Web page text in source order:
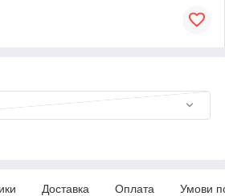
Доставка Оплата Умови